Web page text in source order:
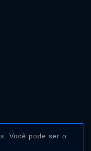
Você pode ser o